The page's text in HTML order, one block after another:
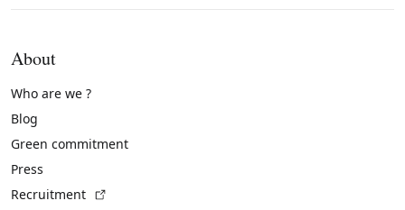
About
Who are we ?
Blog
Green commitment
Press
Recruitment